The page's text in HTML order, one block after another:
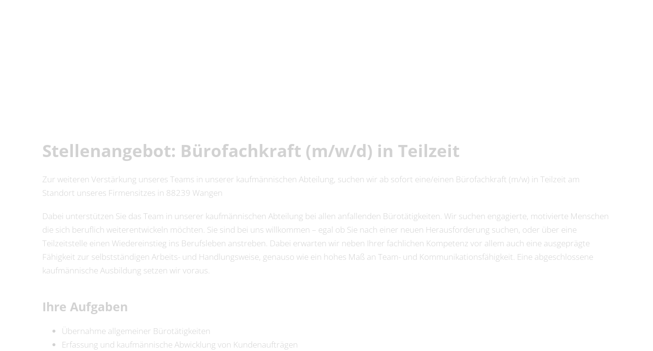
Stellenangebot: Bürofachkraft (m/w/d) in Teilzeit
Zur weiteren Verstärkung unseres Teams in unserer kaufmännischen Abteilung, suchen wir ab sofort eine/einen Bürofachkraft (m/w) in Teilzeit am
Standort unseres Firmensitzes in 88239 Wangen
Dabei unterstützen Sie das Team in unserer kaufmännischen Abteilung bei allen anfallenden Bürotätigkeiten. Wir suchen engagierte, motivierte Menschen
die sich beruflich weiterentwickeln möchten. Sie sind bei uns willkommen – egal ob Sie nach einer neuen Herausforderung suchen, oder über eine
Teilzeitstelle einen Wiedereinstieg ins Berufsleben anstreben. Dabei erwarten wir neben Ihrer fachlichen Kompetenz vor allem auch eine ausgeprägte
Fähigkeit zur selbstständigen Arbeits- und Handlungsweise, genauso wie ein hohes Maß an Team- und Kommunikationsfähigkeit. Eine abgeschlossene
kaufmännische Ausbildung setzen wir voraus.
Ihre Aufgaben
Übernahme allgemeiner Bürotätigkeiten
Erfassung und kaufmännische Abwicklung von Kundenaufträgen